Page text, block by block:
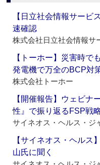
【日立社会情報サービ
速確認
株式会社日立社会情報サ
【トーホー】災害時
発電機で万全のBCP対
株式会社トーホー
【開催報告】ウェビナ
性』で振り返るFSP戦
サイネオス・ヘルス・ジ
【サイネオス・ヘル
山氏に聞く